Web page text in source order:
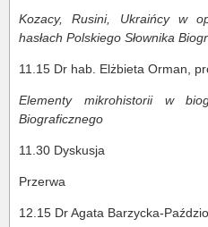
Kozacy, Rusini, Ukraińcy w
hasłach Polskiego Słownika
11.15 Dr hab. Elżbieta Orman,
Elementy mikrohistorii w
Biograficznego
11.30 Dyskusja
Przerwa
12.15 Dr Agata Barzycka-